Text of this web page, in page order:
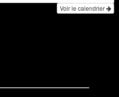
Voir le calendrier